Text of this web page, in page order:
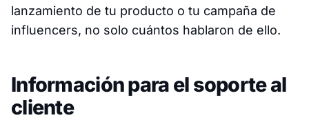
lanzamiento de tu producto o tu campaña de
influencers, no solo cuántos hablaron de ello.
Información para el soporte al
cliente